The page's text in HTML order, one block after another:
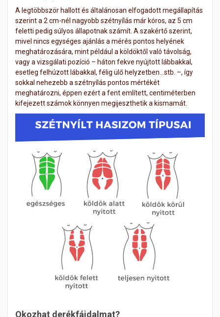
A legtöbbször hallott és általánosan elfogadott megállapítás
szerint a 2 cm-nél nagyobb szétnyílás már kóros, az 5 cm
feletti pedig súlyos állapotnak számít. A szakértő szerint,
mivel nincs egységes ajánlás a mérés pontos helyének
meghatározására, mint például a köldöktől való távolság,
vagy a vizsgálati pozíció – háton fekve nyújtott lábbakkal,
esetleg felhúzott lábakkal, félig ülő helyzetben…stb. –, így
sokkal nehezebb a szétnyílás pontos mértékét
meghatározni, éppen ezért a fent említett, centiméterben
kifejezett számok könnyen megijeszthetik a kismamát.
Okozhat derékfájdalmat?